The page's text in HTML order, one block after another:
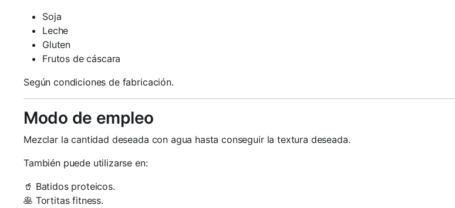
Soja
Leche
Gluten
Frutos de cáscara
Según condiciones de fabricación.
Modo de empleo
Mezclar la cantidad deseada con agua hasta conseguir la textura deseada.
También puede utilizarse en:
🥤 Batidos proteicos.
🥞 Tortitas fitness.